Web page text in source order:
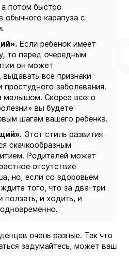
потом быстро
обычного карапуза с
Если ребенок имеет
то перед очередным
он может
выдавать все признаки
простудного заболевания.
малышом. Скорее всего
вы будете
шагам вашего ребенка.
. Этот стиль развития
скачкообразным
Родителей может
отсутствие
но, если со здоровьем
того, что за два-три
ползать, и ходить, и
очень разные. Так что
задумайтесь, может ваш